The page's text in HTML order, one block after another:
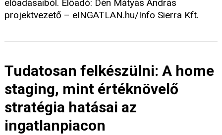
előadásaiból. Előadó: Dén Mátyás András
projektvezető – eINGATLAN.hu/Info Sierra Kft.
Tudatosan felkészülni: A home
staging, mint értéknövelő
stratégia hatásai az
ingatlanpiacon